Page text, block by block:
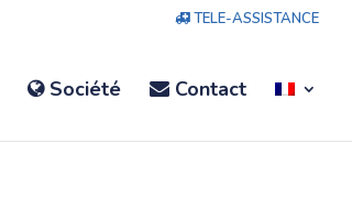
TELE-ASSISTANCE
Société Contact